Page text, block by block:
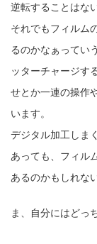
逆転することはな
それでもフィルム
るのかなぁってい
ッターチャージす
せとか一連の操作
います。
デジタル加工しま
あっても、フィル
あるのかもしれな
ま、自分にはどっ